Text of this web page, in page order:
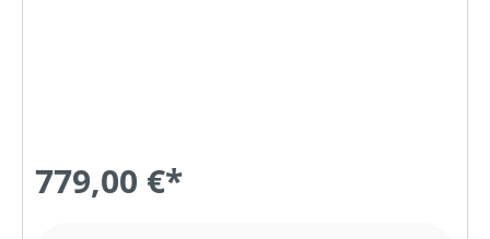
779,00 €*